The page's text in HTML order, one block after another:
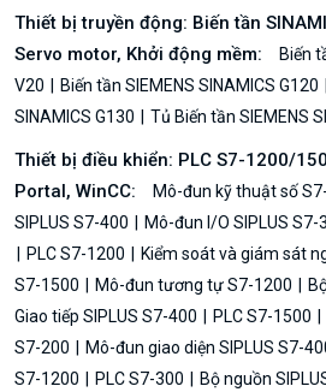
Thiết bị truyền động: Biến tần
Servo motor, Khởi động mềm:
Biến
V20
Biến tần SIEMENS SINAMICS G120
SINAMICS G130
Tủ Biến tần SIEMENS
Thiết bị điều khiển: PLC S7-1200/
Portal, WinCC:
Mô-đun kỹ thuật số
SIPLUS S7-400
Mô-đun I/O SIPLUS S7-
PLC S7-1200
Kiểm soát và giám sát
S7-1500
Mô-đun tương tự S7-1200
Giao tiếp SIPLUS S7-400
PLC S7-1500
S7-200
Mô-đun giao diện SIPLUS S7-
S7-1200
PLC S7-300 Bộ nguồn